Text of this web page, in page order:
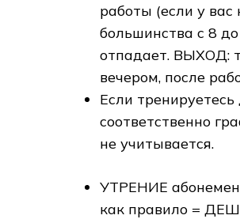
работы (если у вас
большинства с 8
отпадает. ВЫХОД:
вечером, после
Если
соответственно
не учитывается.
УТРЕНИЕ
как правило =